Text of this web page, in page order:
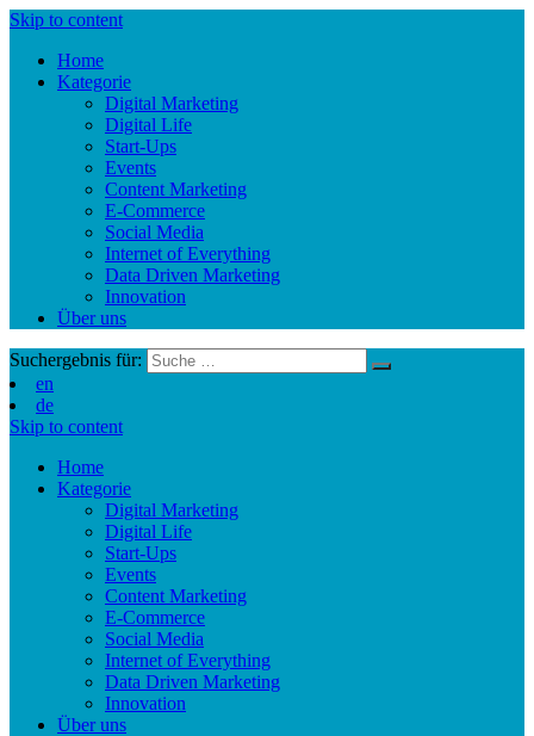
Skip to content
Home
Kategorie
Digital Marketing
Digital Life
Start-Ups
Events
Content Marketing
E-Commerce
Social Media
Internet of Everything
Data Driven Marketing
Innovation
Über uns
Suchergebnis für:
en
de
Skip to content
Home
Kategorie
Digital Marketing
Digital Life
Start-Ups
Events
Content Marketing
E-Commerce
Social Media
Internet of Everything
Data Driven Marketing
Innovation
Über uns